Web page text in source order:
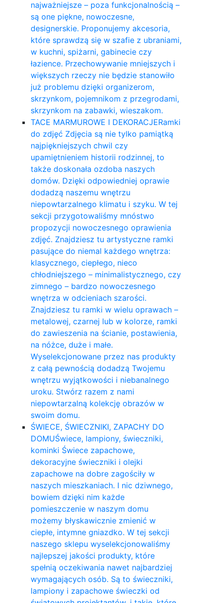
najważniejsze – poza funkcjonalnością –
są one piękne, nowoczesne,
designerskie. Proponujemy akcesoria,
które sprawdzą się w szafie z ubraniami,
w kuchni, spiżarni, gabinecie czy
łazience. Przechowywanie mniejszych i
większych rzeczy nie będzie stanowiło
już problemu dzięki organizerom,
skrzynkom, pojemnikom z przegrodami,
skrzynkom na zabawki, wieszakom.
TACE MARMUROWE I DEKORACJERamki
do zdjęć Zdjęcia są nie tylko pamiątką
najpiękniejszych chwil czy
upamiętnieniem historii rodzinnej, to
także doskonała ozdoba naszych
domów. Dzięki odpowiedniej oprawie
dodadzą naszemu wnętrzu
niepowtarzalnego klimatu i szyku. W tej
sekcji przygotowaliśmy mnóstwo
propozycji nowoczesnego oprawienia
zdjęć. Znajdziesz tu artystyczne ramki
pasujące do niemal każdego wnętrza:
klasycznego, ciepłego, nieco
chłodniejszego – minimalistycznego, czy
zimnego – bardzo nowoczesnego
wnętrza w odcieniach szarości.
Znajdziesz tu ramki w wielu oprawach –
metalowej, czarnej lub w kolorze, ramki
do zawieszenia na ścianie, postawienia,
na nóżce, duże i małe.
Wyselekcjonowane przez nas produkty
z całą pewnością dodadzą Twojemu
wnętrzu wyjątkowości i niebanalnego
uroku. Stwórz razem z nami
niepowtarzalną kolekcję obrazów w
swoim domu.
ŚWIECE, ŚWIECZNIKI, ZAPACHY DO
DOMUŚwiece, lampiony, świeczniki,
kominki Świece zapachowe,
dekoracyjne świeczniki i olejki
zapachowe na dobre zagościły w
naszych mieszkaniach. I nic dziwnego,
bowiem dzięki nim każde
pomieszczenie w naszym domu
możemy błyskawicznie zmienić w
ciepłe, intymne gniazdko. W tej sekcji
naszego sklepu wyselekcjonowaliśmy
najlepszej jakości produkty, które
spełnią oczekiwania nawet najbardziej
wymagających osób. Są to świeczniki,
lampiony i zapachowe świeczki od